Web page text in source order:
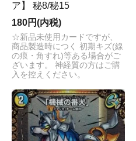
ア】 秘8/秘15
180円(内税)
☆新品未使用カードですが、
商品製造時につく 初期キズ(線
の痕・角すれ)等ある場合がご
ざいます。 神経質の方はご購
入を控えください。